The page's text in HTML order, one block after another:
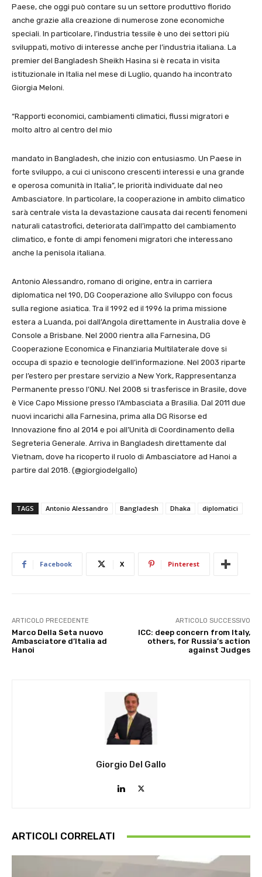
Paese, che oggi può contare su un settore produttivo florido
anche grazie alla creazione di numerose zone economiche
speciali. In particolare, l’industria tessile è uno dei settori più
sviluppati, motivo di interesse anche per l’industria italiana. La
premier del Bangladesh Sheikh Hasina si è recata in visita
istituzionale in Italia nel mese di Luglio, quando ha incontrato
Giorgia Meloni.
“Rapporti economici, cambiamenti climatici, flussi migratori e
molto altro al centro del mio
mandato in Bangladesh, che inizio con entusiasmo. Un Paese in
forte sviluppo, a cui ci uniscono crescenti interessi e una grande
e operosa comunità in Italia”, le priorità individuate dal neo
Ambasciatore. In particolare, la cooperazione in ambito climatico
sarà centrale vista la devastazione causata dai recenti fenomeni
naturali catastrofici, deteriorata dall’impatto del cambiamento
climatico, e fonte di ampi fenomeni migratori che interessano
anche la penisola italiana.
Antonio Alessandro, romano di origine, entra in carriera
diplomatica nel 190, DG Cooperazione allo Sviluppo con focus
sulla regione asiatica. Tra il 1992 ed il 1996 la prima missione
estera a Luanda, poi dall’Angola direttamente in Australia dove è
Console a Brisbane. Nel 2000 rientra alla Farnesina, DG
Cooperazione Economica e Finanziaria Multilaterale dove si
occupa di spazio e tecnologie dell’informazione. Nel 2003 riparte
per l’estero per prestare servizio a New York, Rappresentanza
Permanente presso l’ONU. Nel 2008 si trasferisce in Brasile, dove
è Vice Capo Missione presso l’Ambasciata a Brasilia. Dal 2011 due
nuovi incarichi alla Farnesina, prima alla DG Risorse ed
Innovazione fino al 2014 e poi all’Unità di Coordinamento della
Segreteria Generale. Arriva in Bangladesh direttamente dal
Vietnam, dove ha ricoperto il ruolo di Ambasciatore ad Hanoi a
partire dal 2018. (@giorgiodelgallo)
TAGS Antonio Alessandro Bangladesh Dhaka diplomatici
Facebook X Pinterest
ARTICOLO PRECEDENTE
Marco Della Seta nuovo
Ambasciatore d’Italia ad
Hanoi
ARTICOLO SUCCESSIVO
ICC: deep concern from Italy,
others, for Russia’s action
against Judges
Giorgio Del Gallo
ARTICOLI CORRELATI